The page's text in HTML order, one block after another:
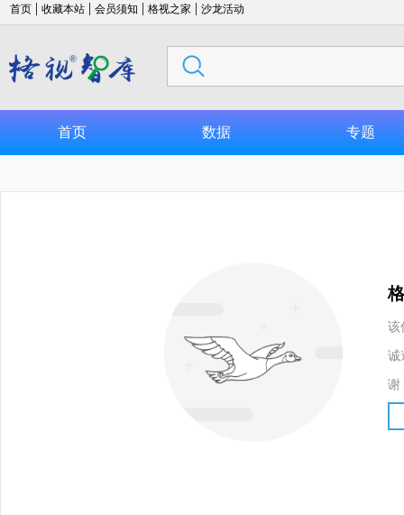
首页 | 收藏本站 | 会员须知 | 格视之家 | 沙龙活动
首页 数据 专题
该
诚
谢